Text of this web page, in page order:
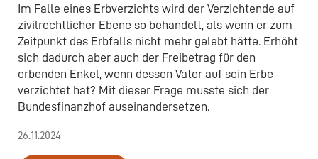
Im Falle eines Erbverzichts wird der Verzichtende auf
zivilrechtlicher Ebene so behandelt, als wenn er zum
Zeitpunkt des Erbfalls nicht mehr gelebt hätte. Erhöht
sich dadurch aber auch der Freibetrag für den
erbenden Enkel, wenn dessen Vater auf sein Erbe
verzichtet hat? Mit dieser Frage musste sich der
Bundesfinanzhof auseinandersetzen.
26.11.2024